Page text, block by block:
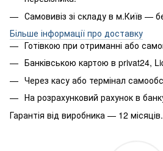
Самовивіз зі складу в м.Київ —
Більше інформації про доставку
Готівкою при отриманні або
Банківською картою в privat24,
Через касу або термінал
На розрахунковий рахунок в
Гарантія від виробника — 12 місяців.